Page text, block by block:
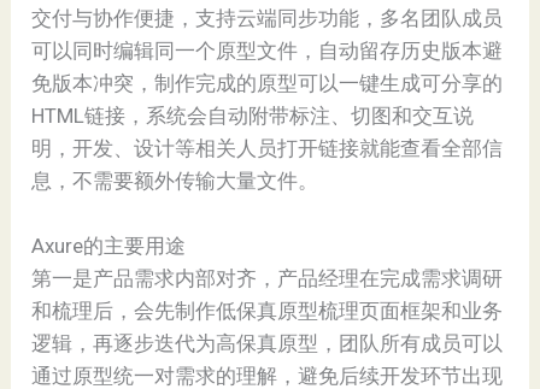
交付与协作便捷，支持云端同步功能，多名团队成员
可以同时编辑同一个原型文件，自动留存历史版本避
免版本冲突，制作完成的原型可以一键生成可分享的
HTML链接，系统会自动附带标注、切图和交互说
明，开发、设计等相关人员打开链接就能查看全部信
息，不需要额外传输大量文件。
Axure的主要用途
第一是产品需求内部对齐，产品经理在完成需求调研
和梳理后，会先制作低保真原型梳理页面框架和业务
逻辑，再逐步迭代为高保真原型，团队所有成员可以
通过原型统一对需求的理解，避免后续开发环节出现